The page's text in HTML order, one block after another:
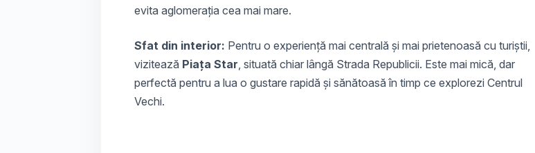
evita aglomerația cea mai mare.
Sfat din interior: Pentru o experiență mai centrală și mai prietenoasă cu turiștii,
vizitează Piața Star, situată chiar lângă Strada Republicii. Este mai mică, dar
perfectă pentru a lua o gustare rapidă și sănătoasă în timp ce explorezi Centrul
Vechi.